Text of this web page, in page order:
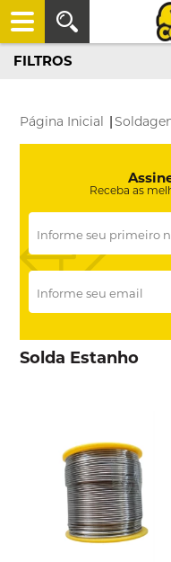
Página Inicial |
FILTROS
Receba as
Solda Estanho